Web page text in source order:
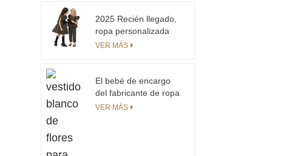
2025 Recién llegado,
ropa personalizada
para niños, vestido
leopardo y logotipo
personalizado,
decoración larga de
VER MÁS
El bebé de encargo
del fabricante de ropa
confiable del OEM y
VER MÁS